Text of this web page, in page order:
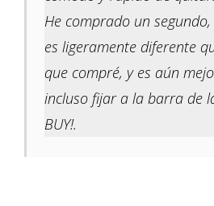
He comprado un
es ligeramente diferente
que compré, y es aún
incluso fijar a la barra de
BUY!.